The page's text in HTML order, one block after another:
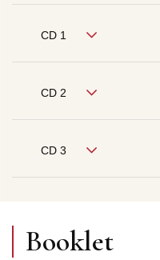
CD 1
CD 2
CD 3
Booklet